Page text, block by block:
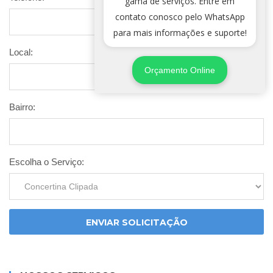
Local:
Bairro:
Escolha o Serviço:
ENVIAR SOLICITAÇÃO
contato conosco pelo WhatsApp
para mais informações e suporte!
Orçamento Online